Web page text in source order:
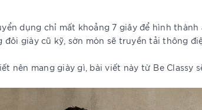
dụng chỉ mất khoảng 7 giây để hình
giày cũ kỹ, sờn mòn sẽ truyền tải thông
nên mang giày gì, bài viết này từ Be Classy